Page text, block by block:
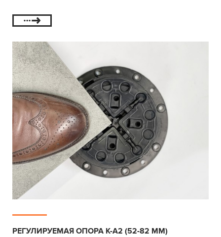
РЕГУЛИРУЕМАЯ ОПОРА К-А2 (52-82 ММ)